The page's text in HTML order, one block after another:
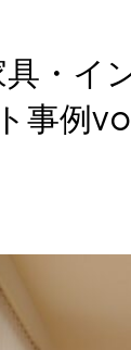
・イ
事例